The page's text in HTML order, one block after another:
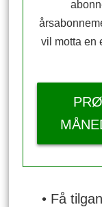
vil motta en
• Få